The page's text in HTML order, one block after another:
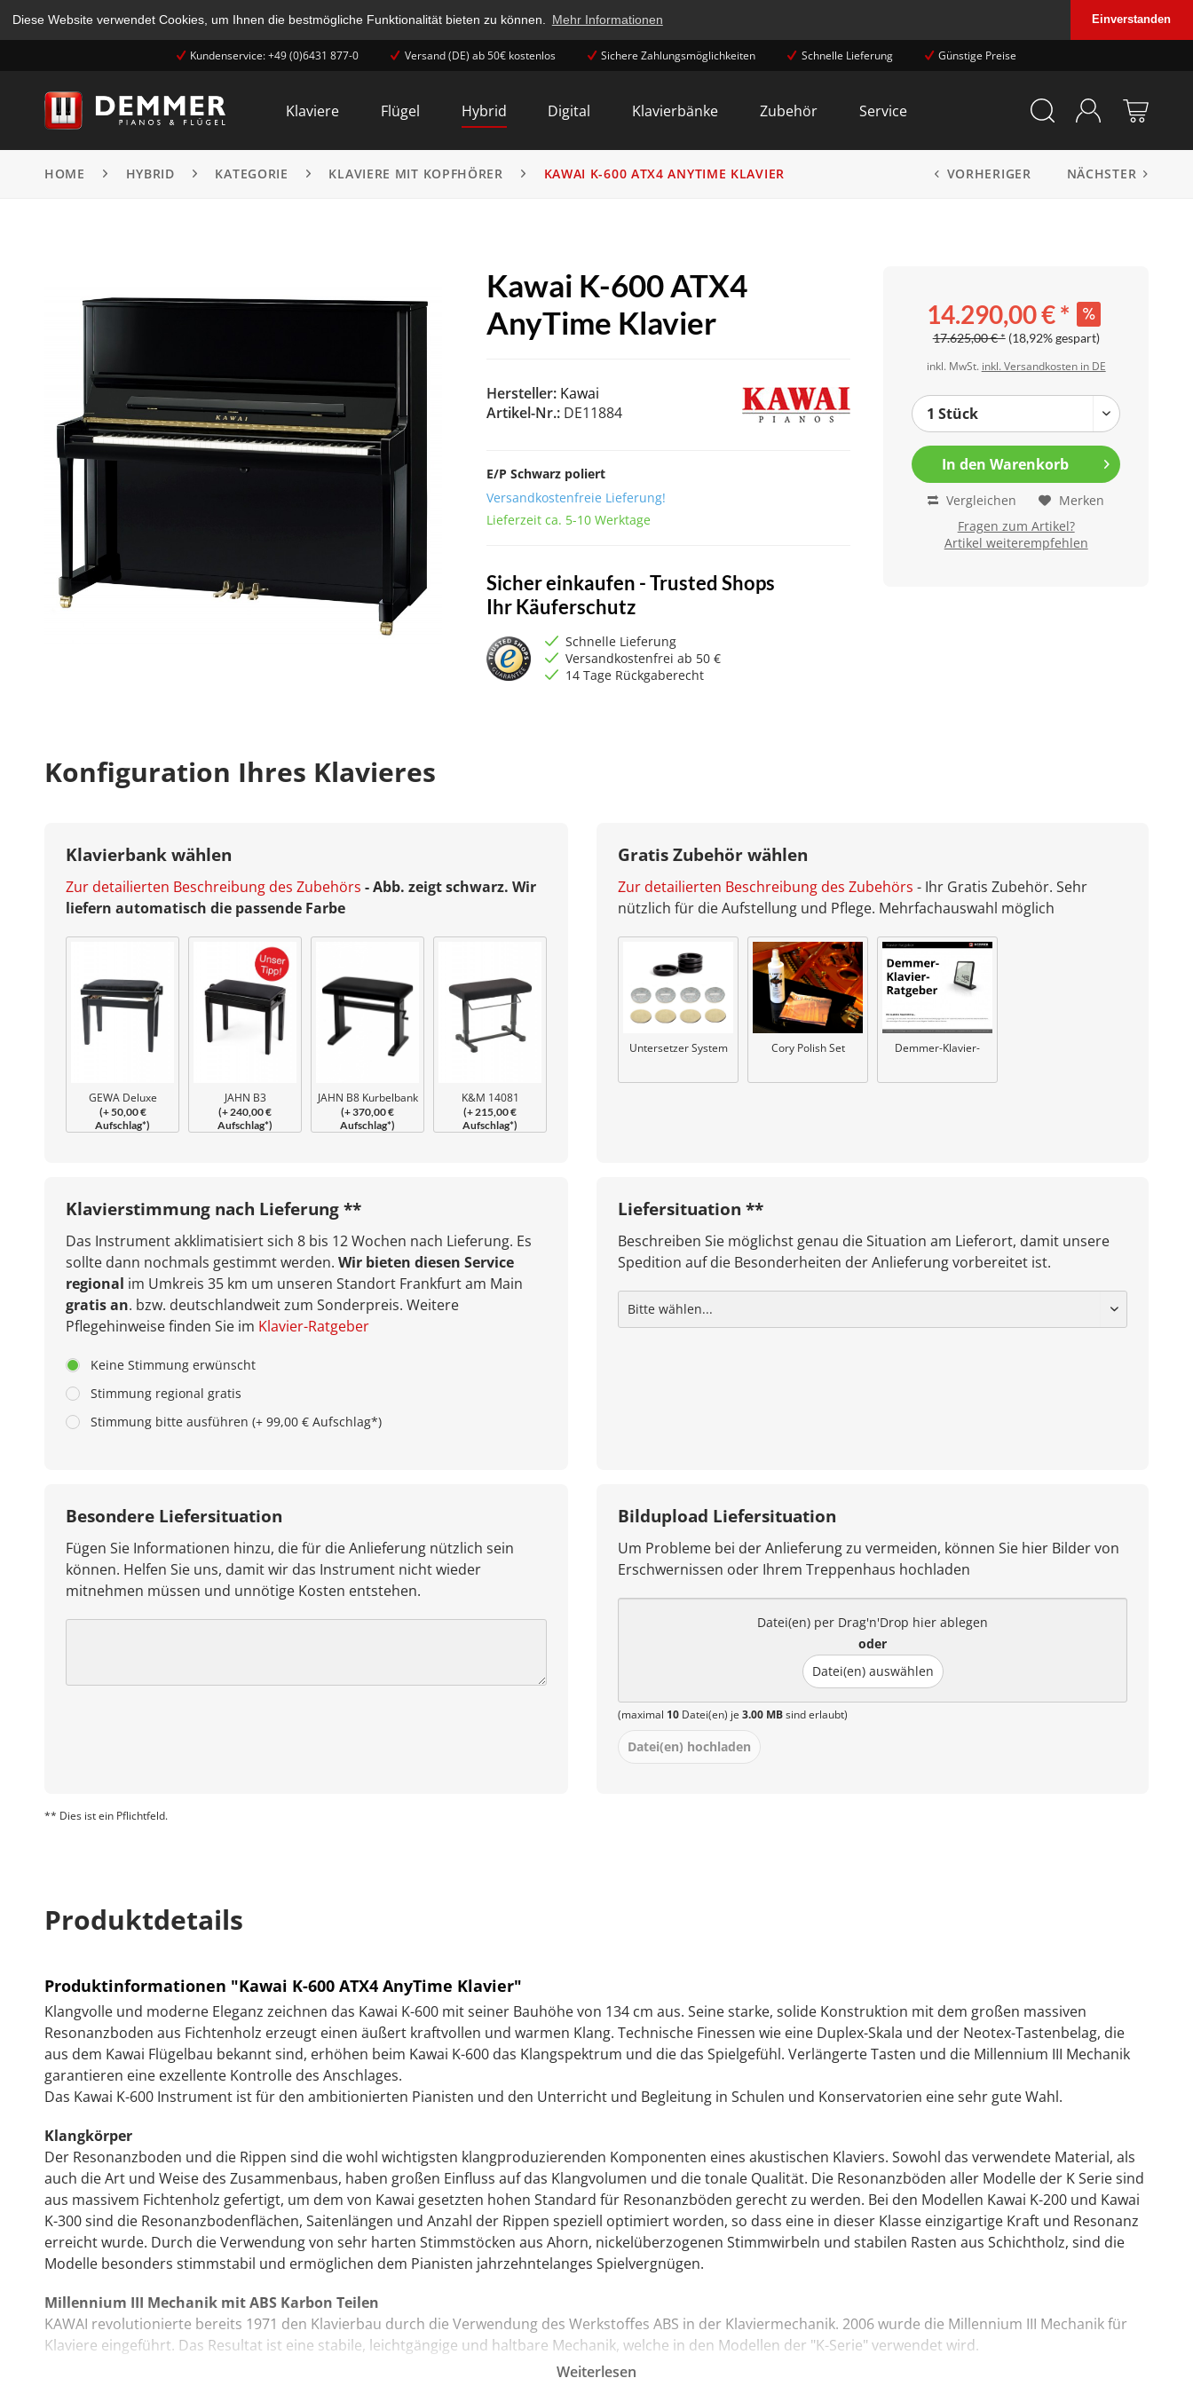
Diese Website verwendet Cookies, um Ihnen die bestmögliche Funktionalität bieten zu können. Mehr Informationen Einverstanden
Kundenservice: +49 (0)6431 877-0 Versand (DE) ab 50€ kostenlos Sichere Zahlungsmöglichkeiten Schnelle Lieferung Günstige Preise
Klaviere Flügel Hybrid Digital Klavierbänke Zubehör Service
HOME HYBRID KATEGORIE KLAVIERE MIT KOPFHÖRER KAWAI K-600 ATX4 ANYTIME KLAVIER VORHERIGER NÄCHSTER
Kawai K-600 ATX4
AnyTime Klavier
Hersteller: Kawai
Artikel-Nr.: DE11884
E/P Schwarz poliert
Versandkostenfreie Lieferung!
Lieferzeit ca. 5-10 Werktage
Sicher einkaufen - Trusted Shops
Ihr Käuferschutz
Schnelle Lieferung
Versandkostenfrei ab 50 €
14 Tage Rückgaberecht
14.290,00 € *
17.625,00 € * (18,92% gespart)
inkl. MwSt. inkl. Versandkosten in DE
In den Warenkorb
Vergleichen
Merken
Fragen zum Artikel?
Artikel weiterempfehlen
Konfiguration Ihres Klavieres
Klavierbank wählen
Zur detailierten Beschreibung des Zubehörs - Abb. zeigt schwarz. Wir
liefern automatisch die passende Farbe
GEWA Deluxe
Klavierbank
(+ 50,00 €
Aufschlag*)
JAHN B3
Beethovenbank
(+ 240,00 €
Aufschlag*)
JAHN B8 Kurbelbank
(+ 370,00 €
Aufschlag*)
K&M 14081
Klavierbank Uplift
(+ 215,00 €
Aufschlag*)
Gratis Zubehör wählen
Zur detailierten Beschreibung des Zubehörs - Ihr Gratis Zubehör. Sehr
nützlich für die Aufstellung und Pflege. Mehrfachauswahl möglich
Untersetzer System Cory Polish Set
Demmer-Klavier-
Klavierstimmung nach Lieferung **
Das Instrument akklimatisiert sich 8 bis 12 Wochen nach Lieferung. Es
sollte dann nochmals gestimmt werden. Wir bieten diesen Service
regional im Umkreis 35 km um unseren Standort Frankfurt am Main
gratis an. bzw. deutschlandweit zum Sonderpreis. Weitere
Pflegehinweise finden Sie im Klavier-Ratgeber
Keine Stimmung erwünscht
Stimmung regional gratis
Stimmung bitte ausführen (+ 99,00 € Aufschlag*)
Liefersituation **
Beschreiben Sie möglichst genau die Situation am Lieferort, damit unsere
Spedition auf die Besonderheiten der Anlieferung vorbereitet ist.
Besondere Liefersituation
Fügen Sie Informationen hinzu, die für die Anlieferung nützlich sein
können. Helfen Sie uns, damit wir das Instrument nicht wieder
mitnehmen müssen und unnötige Kosten entstehen.
Bildupload Liefersituation
Um Probleme bei der Anlieferung zu vermeiden, können Sie hier Bilder von
Erschwernissen oder Ihrem Treppenhaus hochladen
Datei(en) per Drag'n'Drop hier ablegen
oder
Datei(en) auswählen
(maximal 10 Datei(en) je 3.00 MBsind erlaubt)
Datei(en) hochladen
** Dies ist ein Pflichtfeld.
Produktdetails
Produktinformationen "Kawai K-600 ATX4 AnyTime Klavier"
Klangvolle und moderne Eleganz zeichnen das Kawai K-600 mit seiner Bauhöhe von 134 cm aus. Seine starke, solide Konstruktion mit dem großen massiven
Resonanzboden aus Fichtenholz erzeugt einen äußert kraftvollen und warmen Klang. Technische Finessen wie eine Duplex-Skala und der Neotex-Tastenbelag, die
aus dem Kawai Flügelbau bekannt sind, erhöhen beim Kawai K-600 das Klangspektrum und die das Spielgefühl. Verlängerte Tasten und die Millennium III Mechanik
garantieren eine exzellente Kontrolle des Anschlages.
Das Kawai K-600 Instrument ist für den ambitionierten Pianisten und den Unterricht und Begleitung in Schulen und Konservatorien eine sehr gute Wahl.
Klangkörper
Der Resonanzboden und die Rippen sind die wohl wichtigsten klangproduzierenden Komponenten eines akustischen Klaviers. Sowohl das verwendete Material, als
auch die Art und Weise des Zusammenbaus, haben großen Einfluss auf das Klangvolumen und die tonale Qualität. Die Resonanzböden aller Modelle der K Serie sind
aus massivem Fichtenholz gefertigt, um dem von Kawai gesetzten hohen Standard für Resonanzböden gerecht zu werden. Bei den Modellen Kawai K-200 und Kawai
K-300 sind die Resonanzbodenflächen, Saitenlängen und Anzahl der Rippen speziell optimiert worden, so dass eine in dieser Klasse einzigartige Kraft und Resonanz
erreicht wurde. Durch die Verwendung von sehr harten Stimmstöcken aus Ahorn, nickelüberzogenen Stimmwirbeln und stabilen Rasten aus Schichtholz, sind die
Modelle besonders stimmstabil und ermöglichen dem Pianisten jahrzehntelanges Spielvergnügen.
Millennium III Mechanik mit ABS Karbon Teilen
KAWAI revolutionierte bereits 1971 den Klavierbau durch die Verwendung des Werkstoffes ABS in der Klaviermechanik. 2006 wurde die Millennium III Mechanik für
Klaviere eingeführt. Das Resultat ist eine stabile, leichtgängige und haltbare Mechanik, welche in den Modellen der "K-Serie" verwendet wird.
Weiterlesen